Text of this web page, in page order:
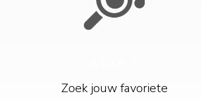
Zoek jouw favoriete